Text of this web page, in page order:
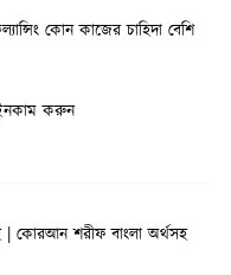
কোন কাজের চাহিদা বেশি
করুন
| কোরআন শরীফ বাংলা অর্থসহ